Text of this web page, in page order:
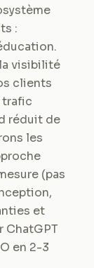
:
visibilité
clients
trafic
réduit de
les
(pas
et
ChatGPT
en 2-3